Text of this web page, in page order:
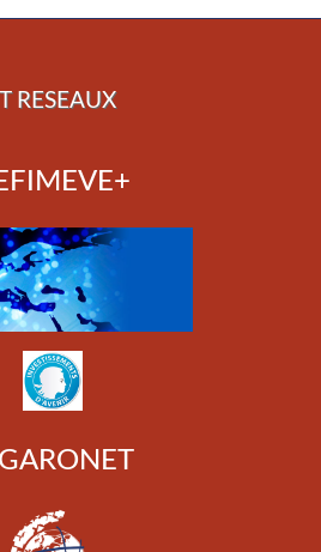
RESEAUX